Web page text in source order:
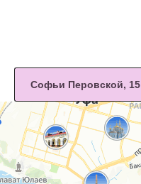
Софьи Перовской, 15